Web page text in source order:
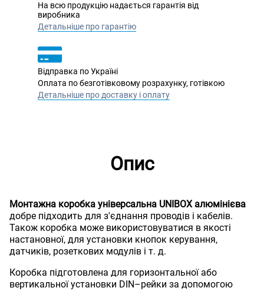
На всю продукцію надається гарантія від
виробника
Детальніше про гарантію
Відправка по Україні
Оплата по безготівковому розрахунку, готівкою
Детальніше про доставку і оплату
Опис
Монтажна коробка універсальна UNIBOX алюмінієва
добре підходить для з'єднання проводів і кабелів.
Також коробка може використовуватися в якості
настановної, для установки кнопок керування,
датчиків, розеткових модулів і т. д.
Коробка підготовлена для горизонтальної або
вертикальної установки DIN–рейки за допомогою